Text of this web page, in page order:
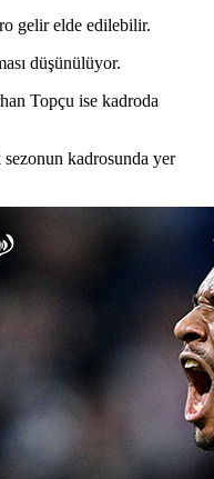
gelir elde edilebilir.
düşünülüyor.
Topçu ise kadroda
kadrosunda yer